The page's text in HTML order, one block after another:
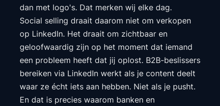
dan met logo's. Dat merken wij elke dag.
Social selling draait daarom niet om verkopen
op LinkedIn. Het draait om zichtbaar en
geloofwaardig zijn op het moment dat iemand
een probleem heeft dat jij oplost. B2B-beslissers
bereiken via LinkedIn werkt als je content deelt
waar ze écht iets aan hebben. Niet als je pusht.
En dat is precies waarom banken en